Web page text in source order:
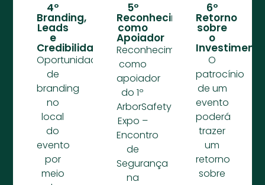
4º
Branding,
Leads
e
Credibilidade
Oportunidades
de
branding
no
local
do
evento
por
meio
5º
Reconhecimento
como
Apoiador
Reconhecimento
como
apoiador
do 1º
ArborSafety
Expo –
Encontro
de
Segurança
na
6º
Retorno
sobre
o
O
patrocínio
de um
evento
poderá
trazer
um
retorno
sobre